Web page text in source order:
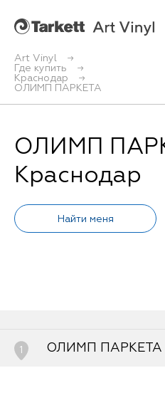
Art Vinyl
Где купить
Краснодар
ОЛИМП ПАРКЕТА
ОЛИМП
Краснодар
1 ОЛИМП ПАРКЕТА
Art Vinyl в